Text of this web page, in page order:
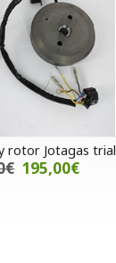
rotor Jotagas trial
195,00€